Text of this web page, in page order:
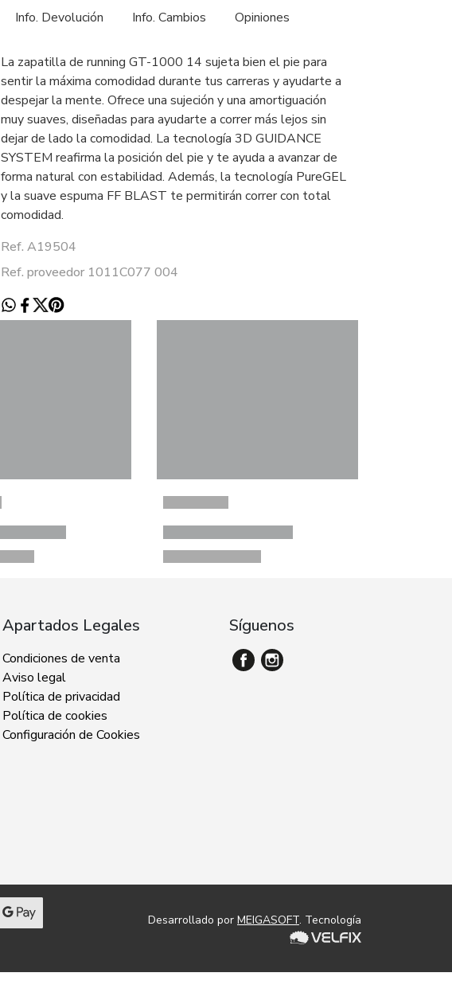
Info. Devolución Info. Cambios Opiniones
La zapatilla de running GT-1000 14 sujeta bien el pie para
sentir la máxima comodidad durante tus carreras y ayudarte a
despejar la mente. Ofrece una sujeción y una amortiguación
muy suaves, diseñadas para ayudarte a correr más lejos sin
dejar de lado la comodidad. La tecnología 3D GUIDANCE
SYSTEM reafirma la posición del pie y te ayuda a avanzar de
forma natural con estabilidad. Además, la tecnología PureGEL
y la suave espuma FF BLAST te permitirán correr con total
comodidad.
Ref. A19504
Ref. proveedor 1011C077 004
Apartados Legales
Condiciones de venta
Aviso legal
Política de privacidad
Política de cookies
Configuración de Cookies
Síguenos
Desarrollado por MEIGASOFT. Tecnología